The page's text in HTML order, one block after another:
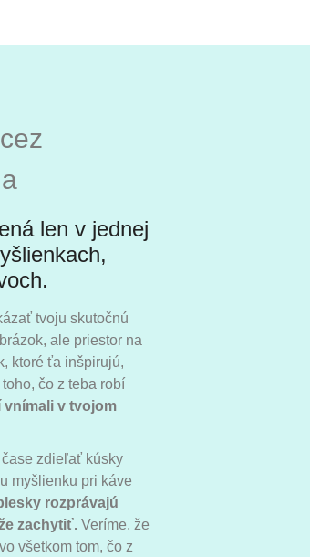
cez
len v jednej
tvoju skutočnú
ale priestor na
ktoré ťa inšpirujú,
čo z teba robí
v tvojom
zdieľať kúsky
myšlienku pri káve
rozprávajú
zachytiť. Veríme, že
všetkom tom, čo z